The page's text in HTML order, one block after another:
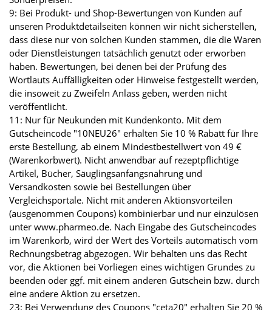
9: Bei Produkt- und Shop-Bewertungen von Kunden auf
unseren Produktdetailseiten können wir nicht sicherstellen,
dass diese nur von solchen Kunden stammen, die die Waren
oder Dienstleistungen tatsächlich genutzt oder erworben
haben. Bewertungen, bei denen bei der Prüfung des
Wortlauts Auffälligkeiten oder Hinweise festgestellt werden,
die insoweit zu Zweifeln Anlass geben, werden nicht
veröffentlicht.
11: Nur für Neukunden mit Kundenkonto. Mit dem
Gutscheincode "10NEU26" erhalten Sie 10 % Rabatt für Ihre
erste Bestellung, ab einem Mindestbestellwert von 49 €
(Warenkorbwert). Nicht anwendbar auf rezeptpflichtige
Artikel, Bücher, Säuglingsanfangsnahrung und
Versandkosten sowie bei Bestellungen über
Vergleichsportale. Nicht mit anderen Aktionsvorteilen
(ausgenommen Coupons) kombinierbar und nur einzulösen
unter www.pharmeo.de. Nach Eingabe des Gutscheincodes
im Warenkorb, wird der Wert des Vorteils automatisch vom
Rechnungsbetrag abgezogen. Wir behalten uns das Recht
vor, die Aktionen bei Vorliegen eines wichtigen Grundes zu
beenden oder ggf. mit einem anderen Gutschein bzw. durch
eine andere Aktion zu ersetzen.
23: Bei Verwendung des Coupons "ceta20" erhalten Sie 20 %